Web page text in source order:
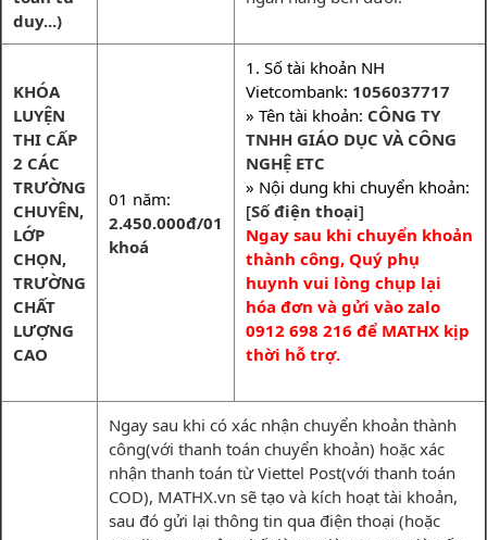
duy...)
KHÓA
LUYỆN
THI CẤP
2 CÁC
TRƯỜNG
CHUYÊN,
LỚP
CHỌN,
TRƯỜNG
CHẤT
LƯỢNG
CAO
01 năm:
2.450.000đ/01
khoá
1. Số tài khoản NH
Vietcombank: 1056037717
» Tên tài khoản: CÔNG TY
TNHH GIÁO DỤC VÀ CÔNG
NGHỆ ETC
» Nội dung khi chuyển khoản:
[Số điện thoại]
Ngay sau khi chuyển khoản
thành công, Quý phụ
huynh vui lòng chụp lại
hóa đơn và gửi vào zalo
0912 698 216 để MATHX kịp
thời hỗ trợ.
Ngay sau khi có xác nhận chuyển khoản thành
công(với thanh toán chuyển khoản) hoặc xác
nhận thanh toán từ Viettel Post(với thanh toán
COD), MATHX.vn sẽ tạo và kích hoạt tài khoản,
sau đó gửi lại thông tin qua điện thoại (hoặc